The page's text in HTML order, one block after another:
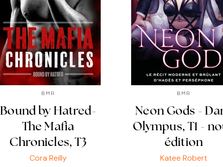
BMR
Bound by Hatred-
The Mafia
Chronicles, T3
Cora Reilly
BMR
Neon Gods -
Olympus, T1 -
édition
Katee Robert